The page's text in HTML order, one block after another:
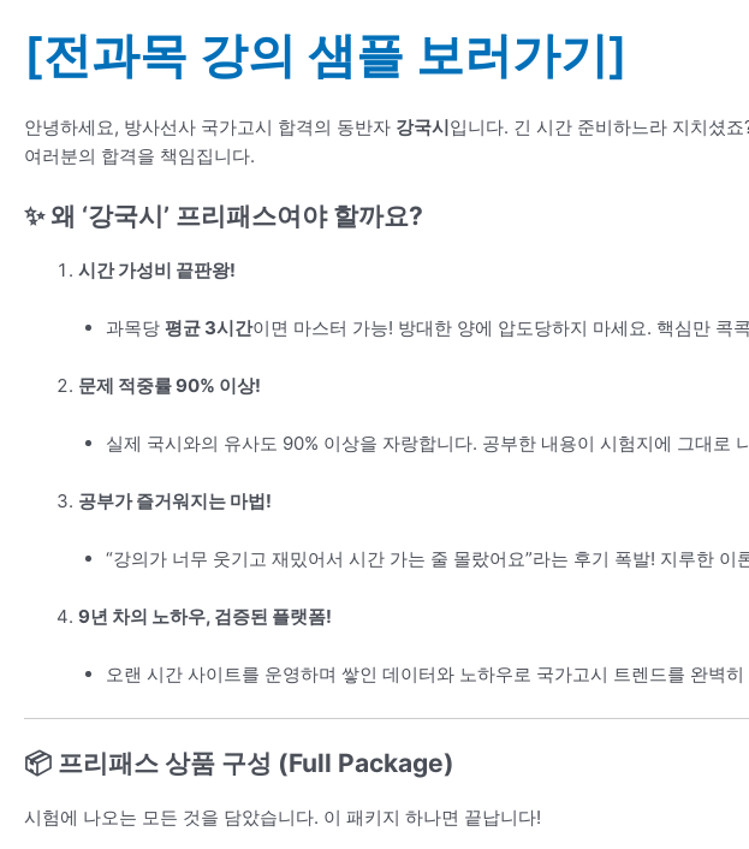
[전과목 강의 샘플 보러가기]
안녕하세요, 방사선사 국가고시 합격의 동반자 강국시입니다. 긴 시간 준비하느라 지치셨
여러분의 합격을 책임집니다.
✨ 왜 ‘강국시’ 프리패스여야 할까요?
시간 가성비 끝판왕!
과목당 평균 3시간이면 마스터 가능! 방대한 양에 압도당하지 마세요. 핵심만 콕
문제 적중률 90% 이상!
실제 국시와의 유사도 90% 이상을 자랑합니다. 공부한 내용이 시험지에 그대로
공부가 즐거워지는 마법!
“강의가 너무 웃기고 재밌어서 시간 가는 줄 몰랐어요”라는 후기 폭발! 지루한
9년 차의 노하우, 검증된 플랫폼!
오랜 시간 사이트를 운영하며 쌓인 데이터와 노하우로 국가고시 트렌드를 완벽
📦 프리패스 상품 구성 (Full Package)
시험에 나오는 모든 것을 담았습니다. 이 패키지 하나면 끝납니다!